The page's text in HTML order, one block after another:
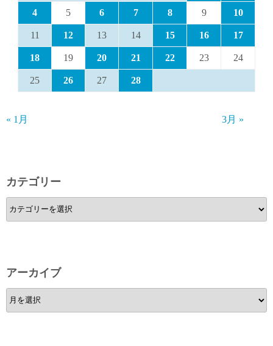
4 5 6 7 8 9 10
11 12 13 14 15 16 17
18 19 20 21 22 23 24
25 26 27 28
« 1月 3月 »
カテゴリー
カ
テ
ー
アーカイブ
ア
ー